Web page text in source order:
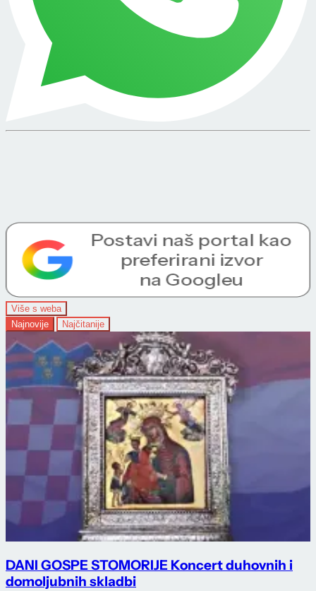
Više s weba
Najnovije
Najčitanije
DANI GOSPE STOMORIJE Koncert duhovnih i
domoljubnih skladbi